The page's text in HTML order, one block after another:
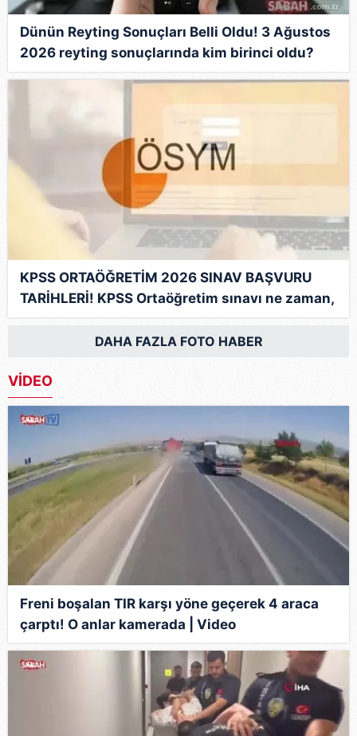
Dünün Reyting Sonuçları Belli Oldu! 3 Ağustos
2026 reyting sonuçlarında kim birinci oldu?
İşte zirvedeki isim...
KPSS ORTAÖĞRETİM 2026 SINAV BAŞVURU
TARİHLERİ! KPSS Ortaöğretim sınavı ne zaman,
saat kaçta?
DAHA FAZLA FOTO HABER
VİDEO
Freni boşalan TIR karşı yöne geçerek 4 araca
çarptı! O anlar kamerada | Video